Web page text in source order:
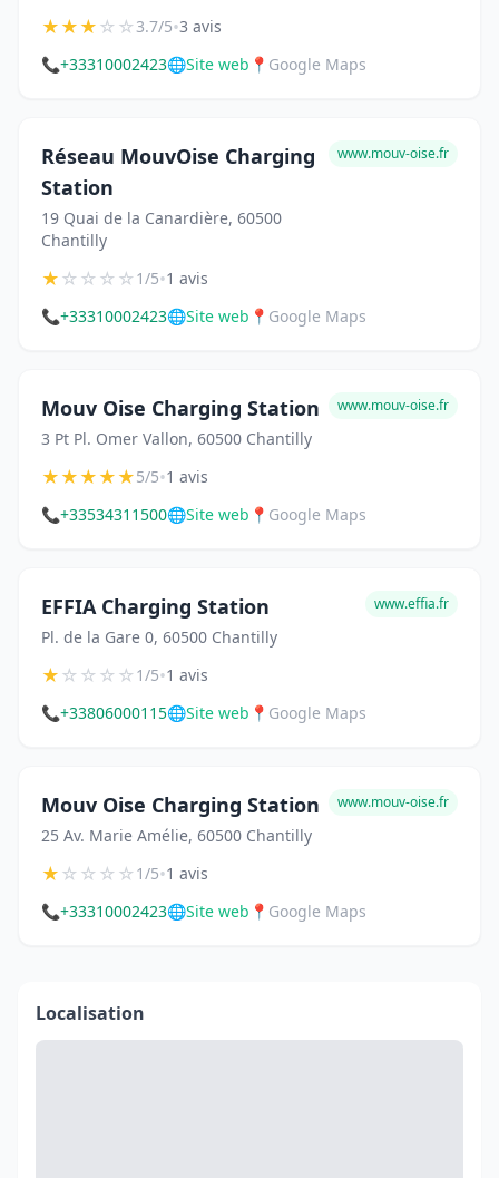
★★★☆☆3.7/5•3 avis
📞+33310002423🌐Site web 📍 Google Maps
Réseau MouvOise Charging
Station
19 Quai de la Canardière, 60500
Chantilly
www.mouv-oise.fr
★☆☆☆☆1/5•1 avis
📞+33310002423🌐Site web 📍 Google Maps
Mouv Oise Charging Station
3 Pt Pl. Omer Vallon, 60500 Chantilly
www.mouv-oise.fr
★★★★★5/5•1 avis
📞+33534311500🌐Site web 📍 Google Maps
EFFIA Charging Station
Pl. de la Gare 0, 60500 Chantilly
www.effia.fr
★☆☆☆☆1/5•1 avis
📞+33806000115🌐Site web 📍 Google Maps
Mouv Oise Charging Station
25 Av. Marie Amélie, 60500 Chantilly
www.mouv-oise.fr
★☆☆☆☆1/5•1 avis
📞+33310002423🌐Site web 📍 Google Maps
Localisation